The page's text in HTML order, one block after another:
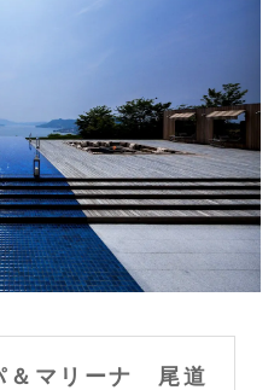
マリーナ 尾道